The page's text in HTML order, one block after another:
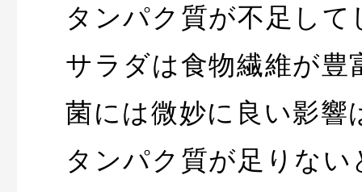
タンパク質が不足し
サラダは食物繊維が豊
菌には微妙に良い影響
タンパク質が足りな